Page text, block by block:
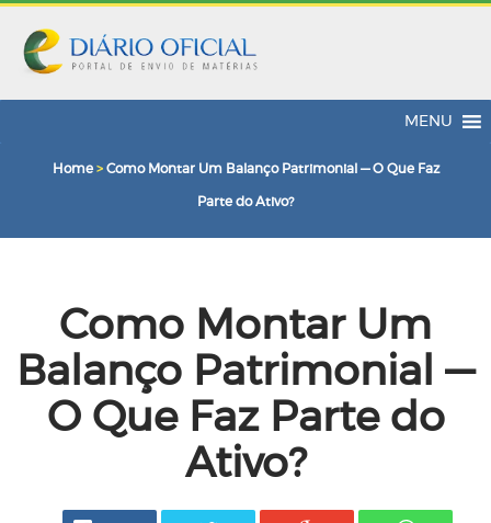
MENU
Home> Como Montar Um Balanço Patrimonial — O Que Faz
Parte do Ativo?
Como Montar Um
Balanço Patrimonial —
O Que Faz Parte do
Ativo?